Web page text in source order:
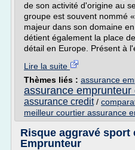
de son activité d'origine au
groupe est souvent nommé
majeur dans son domaine
détient également la place
détail en Europe. Présent à
Lire la suite
Thèmes liés : assurance
assurance emprunteur
assurance credit/
meilleur courtier assurance
Risque aggravé sport
Emprunteur